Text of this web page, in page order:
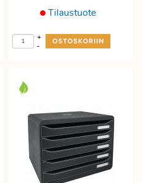
Tilaustuote
-
+